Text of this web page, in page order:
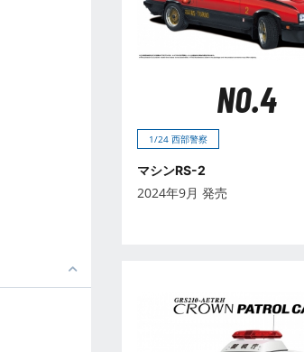
NO.4
1/24 西部警察
マシンRS-2
2024年9月 発売